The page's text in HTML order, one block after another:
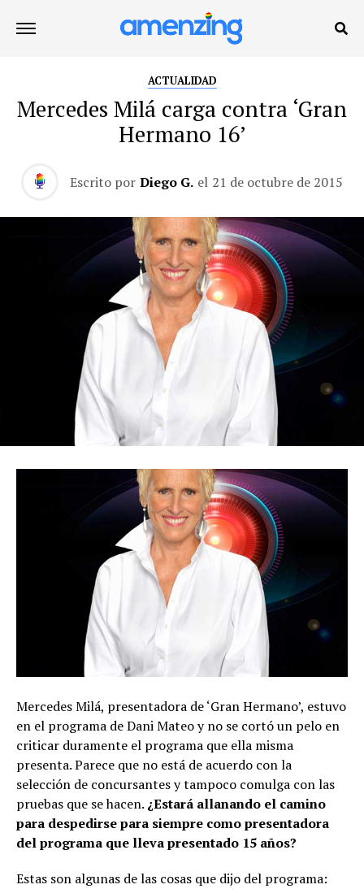
ACTUALIDAD
Mercedes Milá carga contra ‘Gran
Hermano 16’
Escrito por Diego G. el 21 de octubre de 2015
Mercedes Milá, presentadora de ‘Gran Hermano’, estuvo
en el programa de Dani Mateo y no se cortó un pelo en
criticar duramente el programa que ella misma
presenta. Parece que no está de acuerdo con la
selección de concursantes y tampoco comulga con las
pruebas que se hacen. ¿Estará allanando el camino
para despedirse para siempre como presentadora
del programa que lleva presentado 15 años?
Estas son algunas de las cosas que dijo del programa: